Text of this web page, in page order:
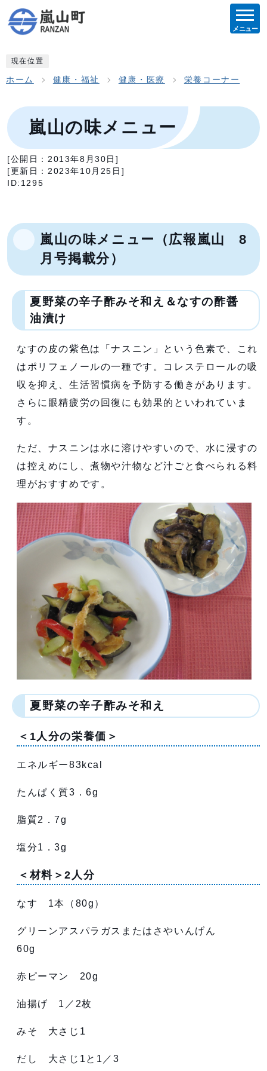
メニュー
現在位置
ホーム 健康・福祉 健康・医療 栄養コーナー
嵐山の味メニュー
[公開日： 2013年8月30日 ]
[更新日： 2023年10月25日 ]
ID:1295
嵐山の味メニュー（広報嵐山 8
月号掲載分）
夏野菜の辛子酢みそ和え＆なすの酢醤
油漬け
なすの皮の紫色は「ナスニン」という色素で、これ
はポリフェノールの一種です。コレステロールの吸
収を抑え、生活習慣病を予防する働きがあります。
さらに眼精疲労の回復にも効果的といわれていま
す。
ただ、ナスニンは水に溶けやすいので、水に浸すの
は控えめにし、煮物や汁物など汁ごと食べられる料
理がおすすめです。
夏野菜の辛子酢みそ和え
＜1人分の栄養価＞
エネルギー83kcal
たんぱく質3．6g
脂質2．7g
塩分1．3g
＜材料＞2人分
なす 1本（80g）
グリーンアスパラガスまたはさやいんげん
60g
赤ピーマン 20g
油揚げ 1／2枚
みそ 大さじ1
だし 大さじ1と1／3